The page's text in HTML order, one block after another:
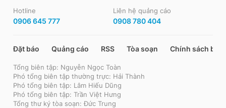
Hotline
0906 645 777
Liên hệ quảng cáo
0908 780 404
Đặt báo Quảng cáo RSS Tòa soạn Chính sách bảo
Tổng biên tập: Nguyễn Ngọc Toàn
Phó tổng biên tập thường trực: Hải Thành
Phó tổng biên tập: Lâm Hiếu Dũng
Phó tổng biên tập: Trần Việt Hưng
Tổng thư ký tòa soạn: Đức Trung